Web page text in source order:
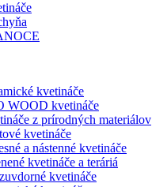
kvetináče
WOOD kvetináče
z prírodných materiálov
kvetináče
a nástenné kvetináče
kvetináče a teráriá
kvetináče